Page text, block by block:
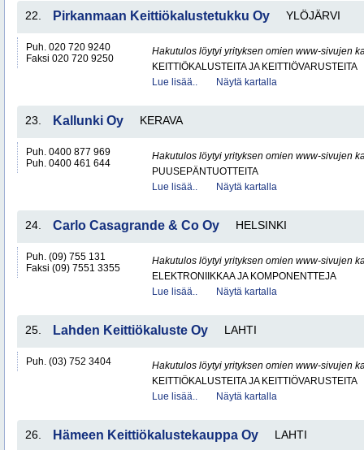
22. Pirkanmaan Keittiökalustetukku Oy YLÖJÄRVI
Puh. 020 720 9240
Faksi 020 720 9250
Hakutulos löytyi yrityksen omien www-sivujen
KEITTIÖKALUSTEITA JA KEITTIÖVARUSTEITA
Lue lisää..
Näytä kartalla
23. Kallunki Oy KERAVA
Puh. 0400 877 969
Puh. 0400 461 644
Hakutulos löytyi yrityksen omien www-sivujen
PUUSEPÄNTUOTTEITA
Lue lisää..
Näytä kartalla
24. Carlo Casagrande & Co Oy HELSINKI
Puh. (09) 755 131
Faksi (09) 7551 3355
Hakutulos löytyi yrityksen omien www-sivujen
ELEKTRONIIKKAA JA KOMPONENTTEJA
Lue lisää..
Näytä kartalla
25. Lahden Keittiökaluste Oy LAHTI
Puh. (03) 752 3404
Hakutulos löytyi yrityksen omien www-sivujen
KEITTIÖKALUSTEITA JA KEITTIÖVARUSTEITA
Lue lisää..
Näytä kartalla
26. Hämeen Keittiökalustekauppa Oy LAHTI